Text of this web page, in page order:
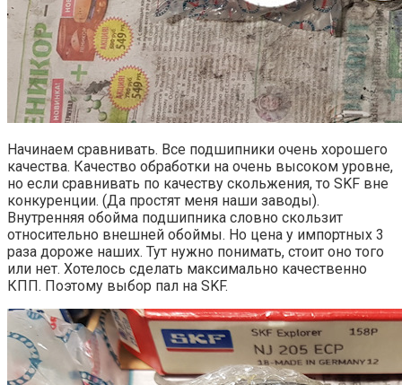
Начинаем сравнивать. Все подшипники очень хорошего
качества. Качество обработки на очень высоком уровне,
но если сравнивать по качеству скольжения, то SKF вне
конкуренции. (Да простят меня наши заводы).
Внутренняя обойма подшипника словно скользит
относительно внешней обоймы. Но цена у импортных 3
раза дороже наших. Тут нужно понимать, стоит оно того
или нет. Хотелось сделать максимально качественно
КПП. Поэтому выбор пал на SKF.